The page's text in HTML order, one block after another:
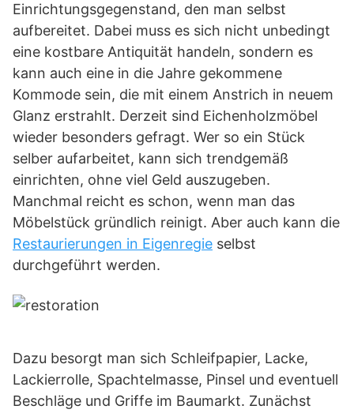
Einrichtungsgegenstand, den man selbst
aufbereitet. Dabei muss es sich nicht unbedingt
eine kostbare Antiquität handeln, sondern es
kann auch eine in die Jahre gekommene
Kommode sein, die mit einem Anstrich in neuem
Glanz erstrahlt. Derzeit sind Eichenholzmöbel
wieder besonders gefragt. Wer so ein Stück
selber aufarbeitet, kann sich trendgemäß
einrichten, ohne viel Geld auszugeben.
Manchmal reicht es schon, wenn man das
Möbelstück gründlich reinigt. Aber auch kann die
Restaurierungen in Eigenregie selbst
durchgeführt werden.
Dazu besorgt man sich Schleifpapier, Lacke,
Lackierrolle, Spachtelmasse, Pinsel und eventuell
Beschläge und Griffe im Baumarkt. Zunächst